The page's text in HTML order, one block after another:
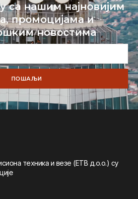
са нашим најновијим
промоцијама и
новостима
ПОШАЉИ
тeхника и вeзe (ETВ д.о.о.) су